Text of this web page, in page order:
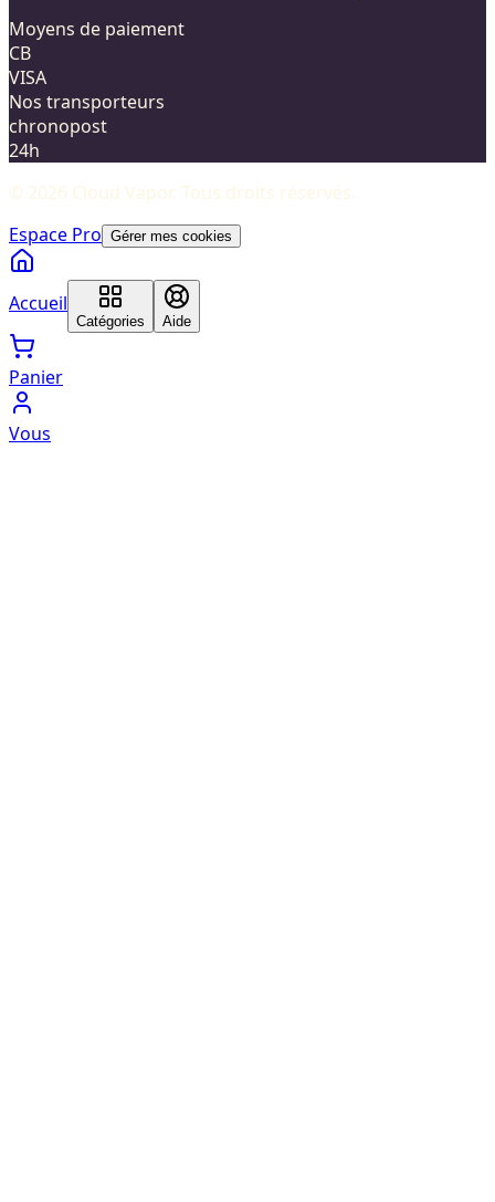
Moyens de paiement
CB
VISA
Nos transporteurs
chronopost
24h
© 2026 Cloud Vapor. Tous droits réservés.
Espace Pro Gérer mes cookies
Accueil
Catégories Aide
Panier
Vous